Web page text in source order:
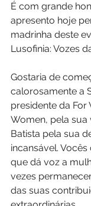
É com grande
apresento hoje
madrinha deste
Lusofinia: Vozes
Gostaria de
calorosamente a
presidente da For
Women, pela sua
Batista pela sua
incansável.
que dá voz a
vezes
das suas